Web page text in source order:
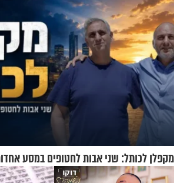
מקפלן לכותל: שני אבות לחטופים במסע